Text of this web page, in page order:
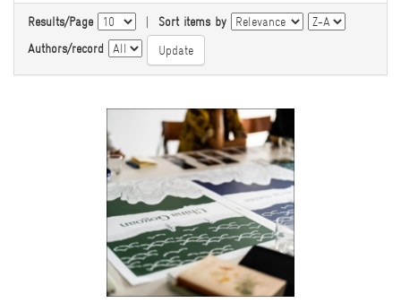
Results/Page | Sort items by
Authors/record